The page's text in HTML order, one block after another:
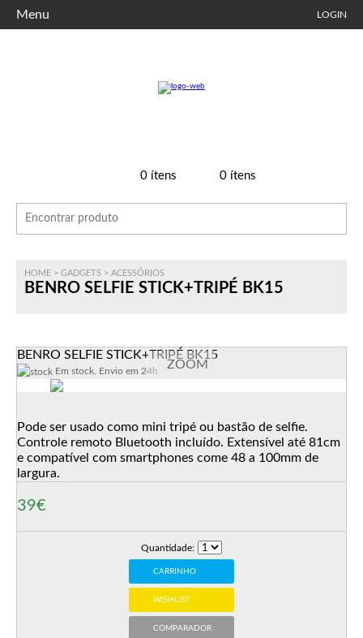
Menu LOGIN
0ítens 0ítens
HOME > GADGETS > ACESSÓRIOS
BENRO SELFIE STICK+TRIPÉ BK15
BENRO SELFIE STICK+TRIPÉ BK15
Em stock. Envio em 24h ZOOM
Pode ser usado como mini tripé ou bastão de selfie.
Controle remoto Bluetooth incluído. Extensível até 81cm
e compatível com smartphones come 48 a 100mm de
largura.
39€
Quantidade:
CARRINHO
WISHLIST
COMPARADOR